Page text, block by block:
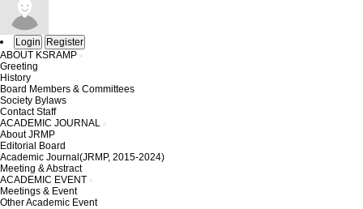
Login
Register
ABOUT KSRAMP
Greeting
History
Board Members & Committees
Society Bylaws
Contact Staff
ACADEMIC JOURNAL
About JRMP
Editorial Board
Academic Journal(JRMP, 2015-2024)
Meeting & Abstract
ACADEMIC EVENT
Meetings & Event
Other Academic Event